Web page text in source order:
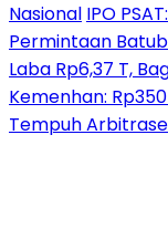
Nasional IPO
Permintaan
Laba Rp6,37 T,
Kemenhan:
Tempuh